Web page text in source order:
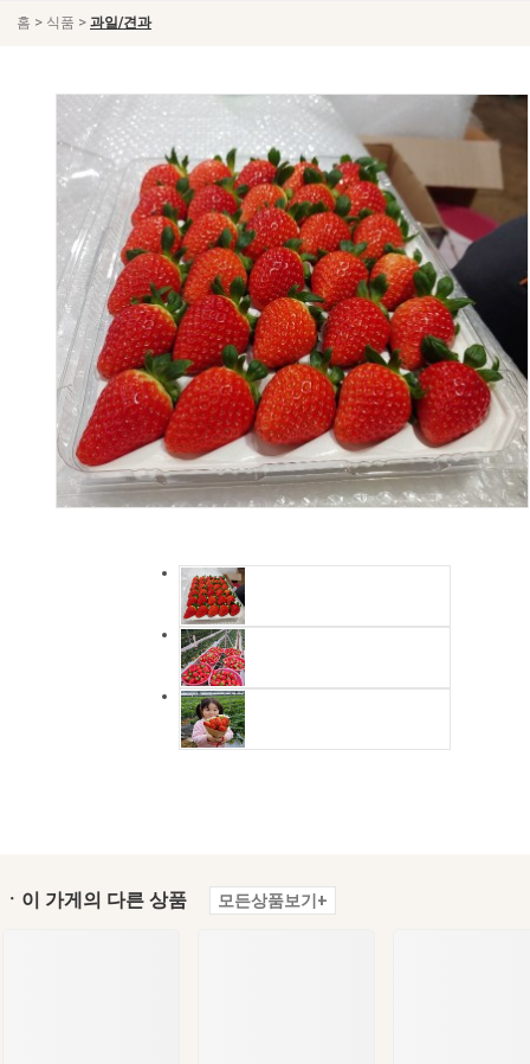
홈 > 식품 > 과일/견과
ㆍ이 가게의 다른 상품 모든상품보기+